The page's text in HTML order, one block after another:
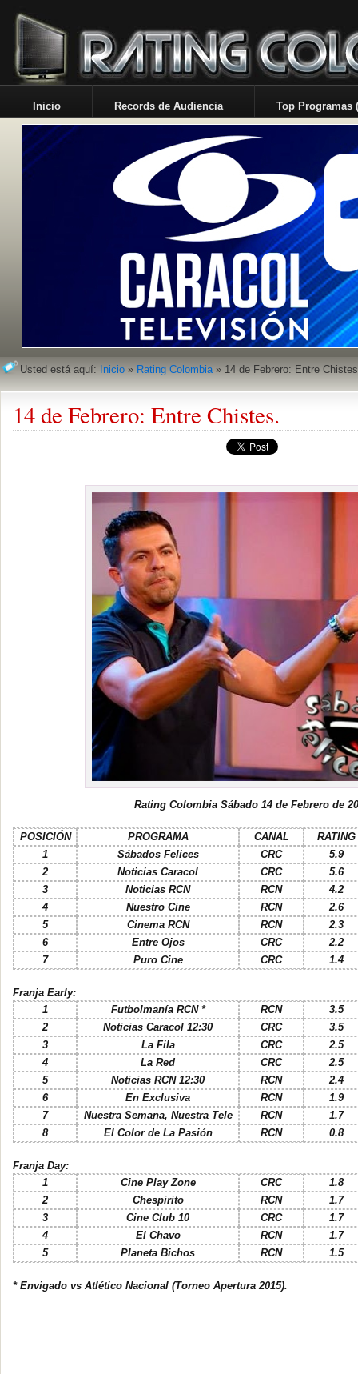
Inicio Records de Audiencia Top Programas
Usted está aquí: Inicio » Rating Colombia» 14 de Febrero: Entre
14 de Febrero: Entre Chistes.
Rating Colombia Sábado 14 de Febrero de
POSICIÓN PROGRAMA CANAL
RATING
1
Sábados Felices CRC
5.9
2
Noticias Caracol CRC
5.6
3
Noticias RCN RCN
4.2
4
Nuestro Cine RCN
2.6
5
Cinema RCN RCN
2.3
6
Entre Ojos CRC
2.2
7
Puro Cine CRC 1.4
Franja Early:
1
Futbolmanía RCN * RCN
3.5
2
Noticias Caracol 12:30 CRC
3.5
3
La Fila CRC
2.5
4
La Red CRC
2.5
5
Noticias RCN 12:30 RCN
2.4
6
En Exclusiva RCN
1.9
7
Nuestra Semana, Nuestra Tele RCN
1.7
8
El Color de La Pasión RCN 0.8
Franja Day:
1
Cine Play Zone CRC
1.8
2
Chespirito RCN
1.7
3
Cine Club 10 CRC
1.7
4
El Chavo RCN
1.7
5
Planeta Bichos RCN 1.5
* Envigado vs Atlético Nacional (Torneo Apertura 2015).